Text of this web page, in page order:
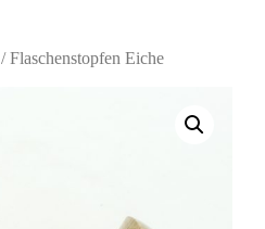
/ Flaschenstopfen Eiche